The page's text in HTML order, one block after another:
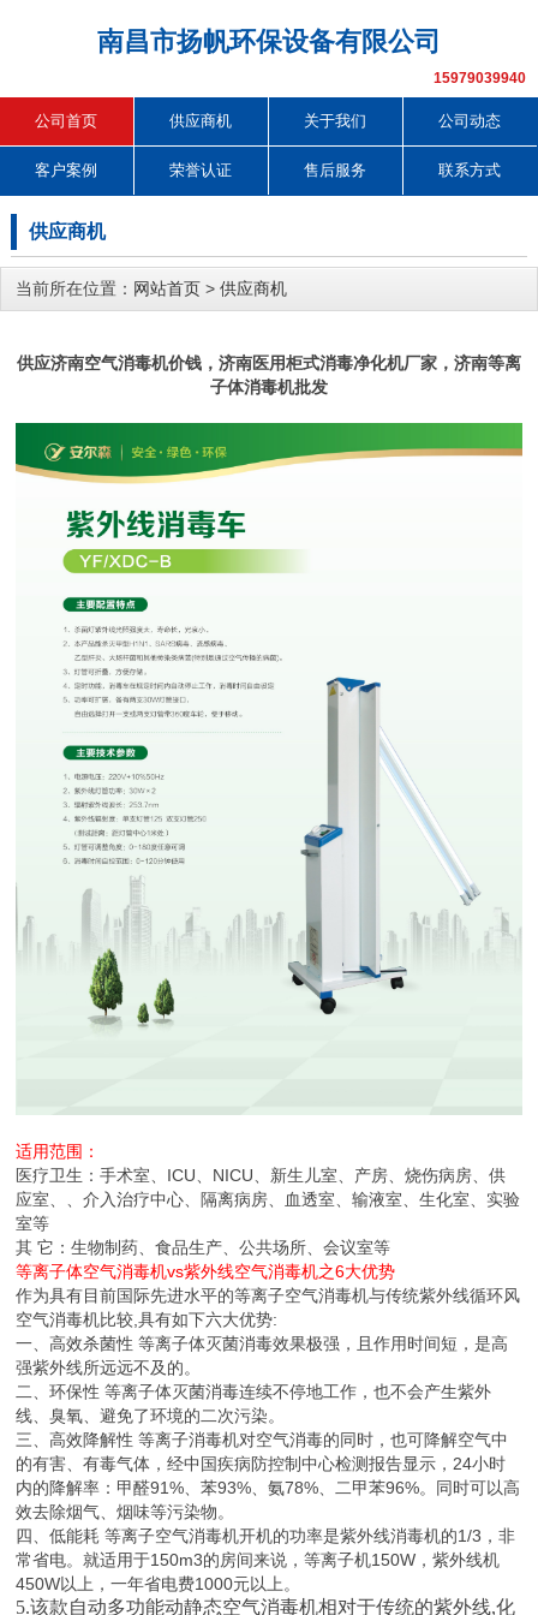
南昌市扬帆环保设备有限公司
15979039940
公司首页 供应商机 关于我们 公司动态
客户案例 荣誉认证 售后服务 联系方式
供应商机
当前所在位置： 网站首页 > 供应商机
供应济南空气消毒机价钱，济南医用柜式消毒净化机厂家，济南等离
子体消毒机批发
适用范围：
医疗卫生：手术室、ICU、NICU、新生儿室、产房、烧伤病房、供
应室、、介入治疗中心、隔离病房、血透室、输液室、生化室、实验
室等
其 它：生物制药、食品生产、公共场所、会议室等
等离子体空气消毒机vs紫外线空气消毒机之6大优势
作为具有目前国际先进水平的等离子空气消毒机与传统紫外线循环风
空气消毒机比较 ,具有如下六大优势:
一、高效杀菌性 等离子体灭菌消毒效果极强，且作用时间短，是高
强紫外线所远远不及的。
二、环保性 等离子体灭菌消毒连续不停地工作，也不会产生紫外
线、臭氧、避免了环境的二次污染。
三、高效降解性 等离子消毒机对空气消毒的同时，也可降解空气中
的有害、有毒气体，经中国疾病防控制中心检测报告显示， 24小时
内的降解率：甲醛91% 、苯93% 、氨78% 、二甲苯96%。同时可以高
效去除烟气、烟味等污染物。
四、低能耗 等离子空气消毒机开机的功率是紫外线消毒机的1/3 ，非
常省电。就适用于150m3的房间来说，等离子机150W ，紫外线机
450W以上，一年省电费1000元以上。
5.该款自动多功能动静态空气消毒机相对于传统的紫外线,化